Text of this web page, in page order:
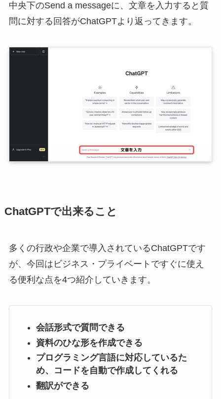
中央下のSend a messageに、文章を入力すると質
問に対する回答がChatGPTより返ってきます。
ChatGPTで出来ること
多くの行政や企業で導入されているChatGPTです
が、今回はビジネス・プライベートですぐに使え
る便利な点を4つ紹介していきます。
会話形式で質問できる
資料のひな形を作成できる
プログラミング言語に対応しているた
め、コードを自動で作成してくれる
翻訳ができる